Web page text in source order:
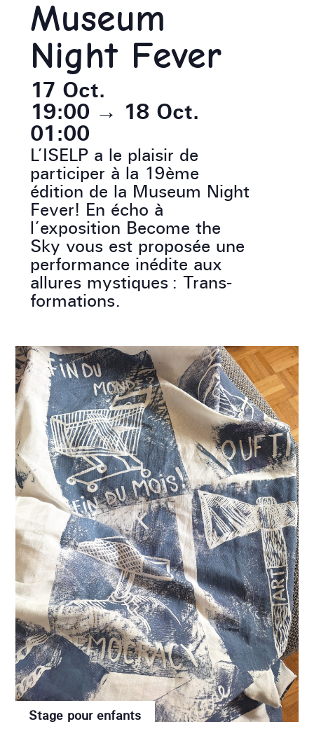
Museum
Night Fever
17 Oct.
19:00 → 18 Oct.
01:00
L’ISELP a le plaisir de
participer à la 19ème
édition de la Museum Night
Fever! En écho à
l’exposition Become the
Sky vous est proposée une
performance inédite aux
allures mystiques : Trans-
formations.
Stage pour enfants